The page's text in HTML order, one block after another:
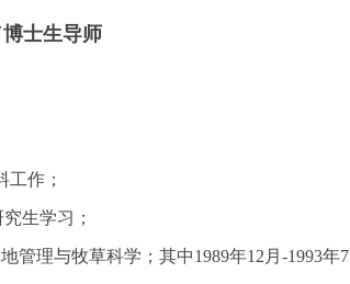
博士生导师
工作；
生学习；
管理与牧草科学；其中1989年12月-1993年7